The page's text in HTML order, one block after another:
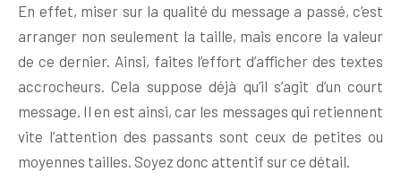
En effet, miser sur la qualité du message a passé, c’est
arranger non seulement la taille, mais encore la valeur
de ce dernier. Ainsi, faites l’effort d’afficher des textes
accrocheurs. Cela suppose déjà qu’il s’agit d’un court
message. Il en est ainsi, car les messages qui retiennent
vite l’attention des passants sont ceux de petites ou
moyennes tailles. Soyez donc attentif sur ce détail.